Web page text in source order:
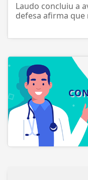
Laudo concluiu a
defesa afirma que